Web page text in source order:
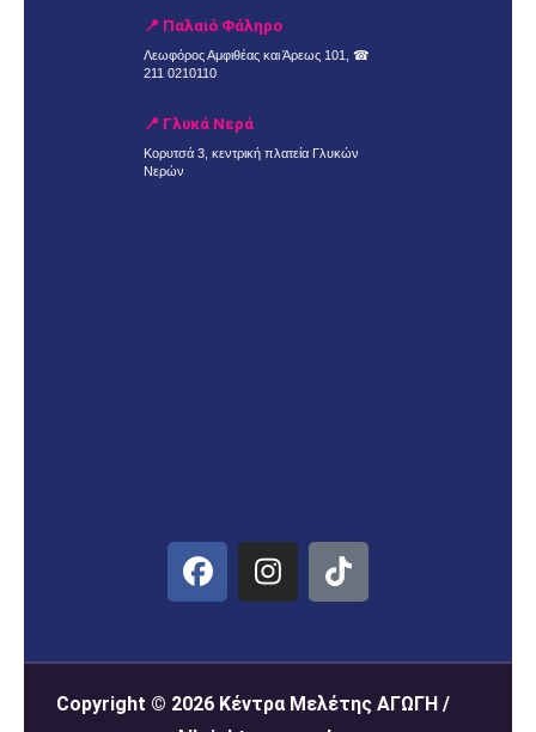
📍 Παλαιό Φάληρο
Λεωφόρος Αμφιθέας και Άρεως 101, ☎
211 0210110
📍 Γλυκά Νερά
Κορυτσά 3, κεντρική πλατεία Γλυκών
Νερών
Copyright © 2026 Κέντρα Μελέτης ΑΓΩΓΗ /